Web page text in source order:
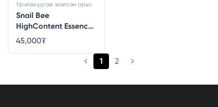
Snail Bee
HighContent Essence
- 100mL
Үрчлээ үүсэж эхэлсэн арьс
45,000₮
1
(current)2